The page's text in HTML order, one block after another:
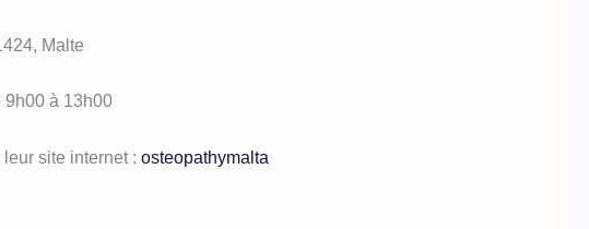
Malte
9h00 à 13h00
site internet : osteopathymalta